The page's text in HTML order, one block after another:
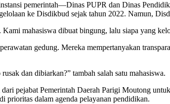
pemerintah—Dinas PUPR dan Dinas
ke Disdikbud sejak tahun 2022. Namun,
mahasiswa dibuat bingung, lalu siapa yang
gedung. Mereka mempertanyakan
dan dibiarkan?” tambah salah satu mahasiswa.
pejabat Pemerintah Daerah Parigi Moutong
prioritas dalam agenda pelayanan pendidikan.